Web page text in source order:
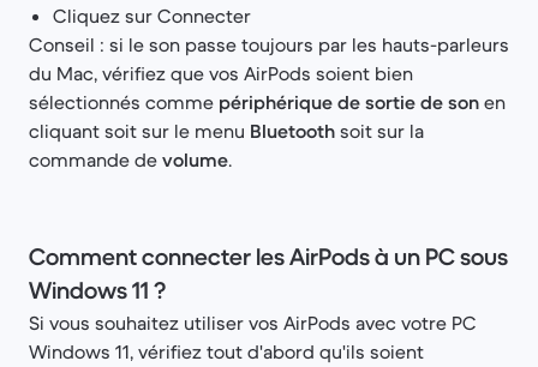
Cliquez sur Connecter
Conseil : si le son passe toujours par les hauts-parleurs
du Mac, vérifiez que vos AirPods soient bien
sélectionnés comme périphérique de sortie de son en
cliquant soit sur le menu Bluetooth soit sur la
commande de volume.
Comment connecter les AirPods à un PC sous
Windows 11 ?
Si vous souhaitez utiliser vos AirPods avec votre PC
Windows 11, vérifiez tout d'abord qu'ils soient